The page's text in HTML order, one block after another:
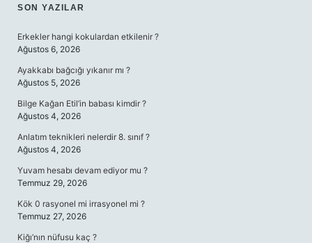
SIDEBAR
SON YAZILAR
Erkekler hangi kokulardan etkilenir ?
Ağustos 6, 2026
Ayakkabı bağcığı yıkanır mı ?
Ağustos 5, 2026
Bilge Kağan Etil’in babası kimdir ?
Ağustos 4, 2026
Anlatım teknikleri nelerdir 8. sınıf ?
Ağustos 4, 2026
Yuvam hesabı devam ediyor mu ?
Temmuz 29, 2026
Kök 0 rasyonel mi irrasyonel mi ?
Temmuz 27, 2026
Kiğı’nın nüfusu kaç ?